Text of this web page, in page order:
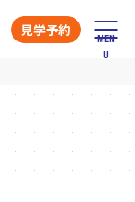
見学予約